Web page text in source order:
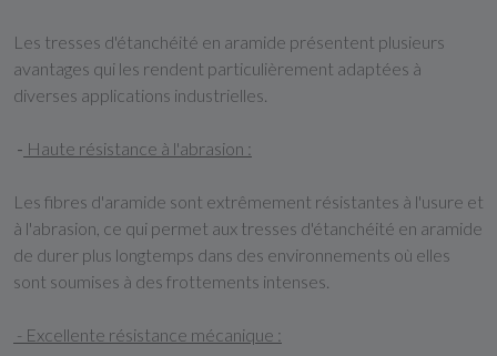
Les tresses d'étanchéité en aramide présentent plusieurs
avantages qui les rendent particulièrement adaptées à
diverses applications industrielles.
- Haute résistance à l'abrasion :
Les fibres d'aramide sont extrêmement résistantes à l'usure et
à l'abrasion, ce qui permet aux tresses d'étanchéité en aramide
de durer plus longtemps dans des environnements où elles
sont soumises à des frottements intenses.
- Excellente résistance mécanique :